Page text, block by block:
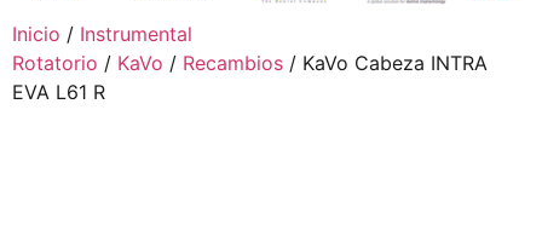
Inicio / Instrumental
Rotatorio / KaVo / Recambios / KaVo Cabeza INTRA
EVA L61 R